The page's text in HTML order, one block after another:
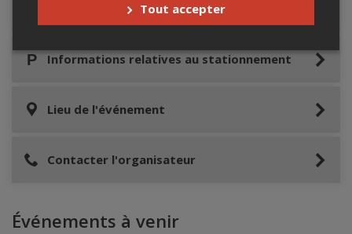
Accès au site de l'événement
Informations relatives au stationnement
Lieu de l'événement
Contacter l'organisateur
Événements à venir
Tout accepter